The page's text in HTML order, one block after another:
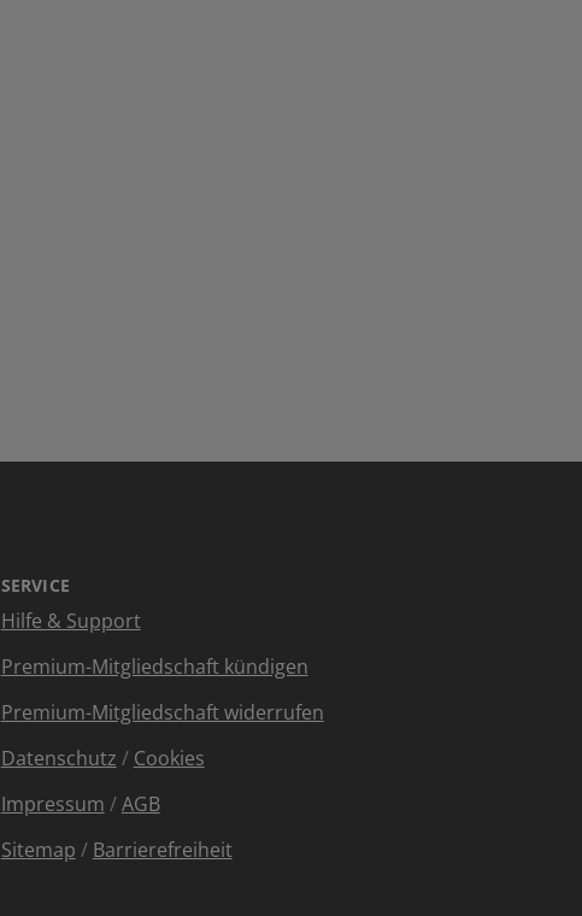
SERVICE
Hilfe & Support
Premium-Mitgliedschaft kündigen
Premium-Mitgliedschaft widerrufen
Datenschutz / Cookies
Impressum /AGB
Sitemap / Barrierefreiheit